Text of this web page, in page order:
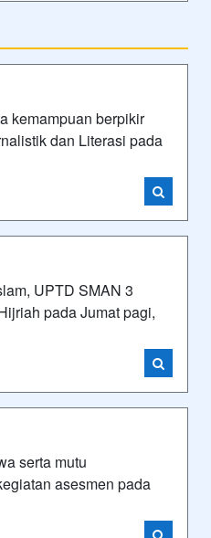
kemampuan berpikir
dan Literasi pada
UPTD SMAN 3
pada Jumat pagi,
serta mutu
asesmen pada